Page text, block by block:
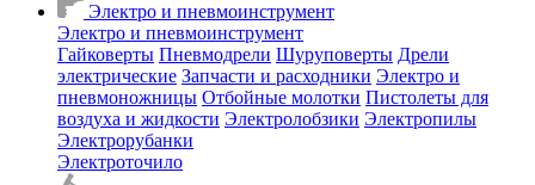
Электро и пневмоинструмент
Электро и пневмоинструмент
Гайковерты Пневмодрели Шуруповерты Дрели
электрические Запчасти и расходники Электро и
пневмоножницы Отбойные молотки Пистолеты для
воздуха и жидкости Электролобзики Электропилы
Электрорубанки
Электроточило